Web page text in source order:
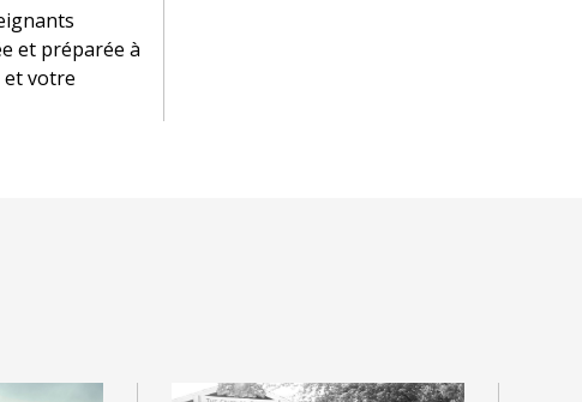
et préparée à
et votre